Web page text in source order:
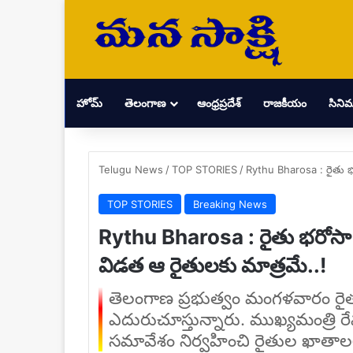
హోమ్ తెలంగాణ ఆంధ్రప్రదేశ్ రాజకీయం
Telugu News /TOP STORIES / Rythu Bharosa :
TOP STORIES Breaking News
Rythu Bharosa : రైతు
విడత ఆ రైతులకు మాత్రమే..!
తెలంగాణ ప్రభుత్వం మంగళవారం
ఎదురుచూస్తున్నారు.
సమావేశం నిర్వహించి రైతుల